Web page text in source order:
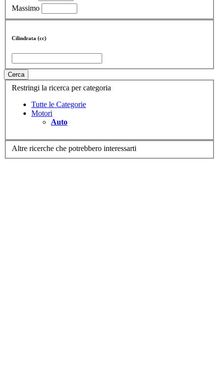
Massimo
Cilindrata (cc)
Cerca
Restringi la ricerca per categoria
Tutte le Categorie
Motori
Auto
Altre ricerche che potrebbero interessarti